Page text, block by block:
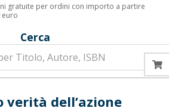
gratuite per ordini con importo a partire
euro
Cerca
dell’azione